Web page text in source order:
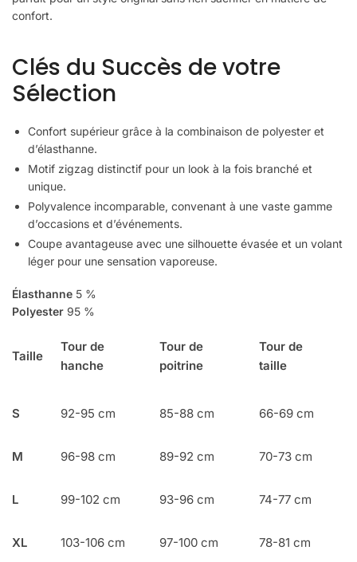
confort.
Clés du Succès de votre
Sélection
Confort supérieur grâce à la combinaison de polyester et
d’élasthanne.
Motif zigzag distinctif pour un look à la fois branché et
unique.
Polyvalence incomparable, convenant à une vaste gamme
d’occasions et d’événements.
Coupe avantageuse avec une silhouette évasée et un volant
léger pour une sensation vaporeuse.
Élasthanne 5 %
Polyester 95 %
Taille
Tour de
hanche
Tour de
poitrine
Tour de
taille
S 92-95 cm 85-88 cm 66-69 cm
M 96-98 cm 89-92 cm 70-73 cm
L 99-102 cm 93-96 cm 74-77 cm
XL 103-106 cm 97-100 cm 78-81 cm